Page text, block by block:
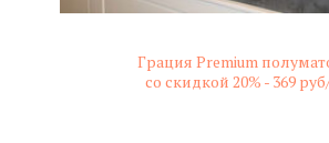
Грация Premium
со скидкой 20% - 369